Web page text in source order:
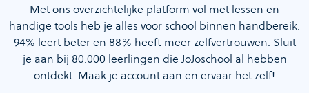
Met ons overzichtelijke platform vol met lessen en
handige tools heb je alles voor school binnen handbereik.
94% leert beter en 88% heeft meer zelfvertrouwen. Sluit
je aan bij 80.000 leerlingen die JoJoschool al hebben
ontdekt. Maak je account aan en ervaar het zelf!